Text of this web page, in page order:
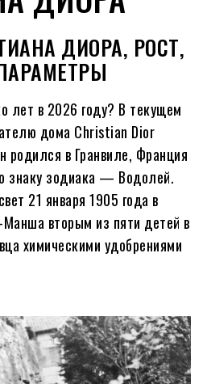
ДИОРА, РОСТ,
лет в 2026 году? В текущем
дома Christian Dior
родился в Гранвиле, Франция
знаку зодиака — Водолей.
21 января 1905 года в
Манша вторым из пяти детей в
химическими удобрениями